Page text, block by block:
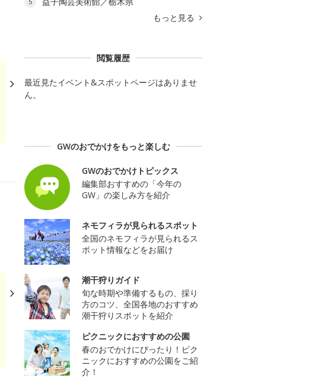
もっと見る
閲覧履歴
最近見たイベント&スポットページはありませ
ん。
GWのおでかけをもっと楽しむ
GWのおでかけトピックス
編集部おすすめの「今年の
GW」の楽しみ方を紹介
ネモフィラが見られるスポット
全国のネモフィラが見られるス
ポット情報などをお届け
潮干狩りガイド
旬な時期や準備するもの、採り
方のコツ、全国各地のおすすめ
潮干狩りスポットを紹介
ピクニックにおすすめの公園
春のおでかけにぴったり！ピク
ニックにおすすめの公園をご紹
介！